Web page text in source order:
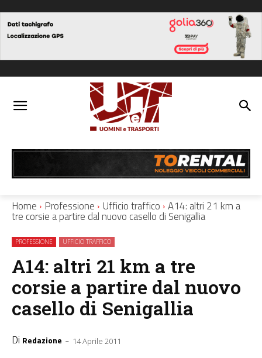
Home Professione Ufficio traffico A14: altri 21 km a
tre corsie a partire dal nuovo casello di Senigallia
PROFESSIONE UFFICIO TRAFFICO
A14: altri 21 km a tre
corsie a partire dal nuovo
casello di Senigallia
Di Redazione - 14 Aprile 2011